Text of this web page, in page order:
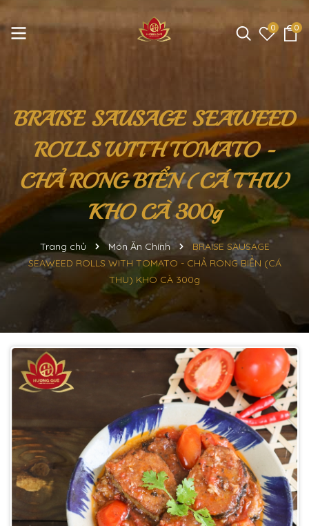
0 0
BRAISE SAUSAGE SEAWEED
ROLLS WITH TOMATO -
CHẢ RONG BIỂN (CÁ THU)
KHO CÀ 300g
Trang chủ Món Ăn Chính
BRAISE SAUSAGE
SEAWEED ROLLS WITH TOMATO - CHẢ RONG BIỂN (CÁ
THU) KHO CÀ 300g